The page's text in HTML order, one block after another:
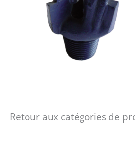
Retour aux catégories de